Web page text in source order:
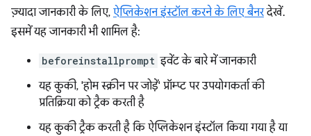
ज़्यादा जानकारी के लिए, ऐप्लिकेशन इंस्टॉल करने के लिए बैनरदेखें.
इसमें यह जानकारी भी शामिल है:
beforeinstallprompt इवेंट के बारे में जानकारी
यह कुकी, 'होम स्क्रीन पर जोड़ें' प्रॉम्प्ट पर उपयोगकर्ता की
प्रतिक्रिया को ट्रैक करती है
यह कुकी ट्रैक करती है कि ऐप्लिकेशन इंस्टॉल किया गया है या